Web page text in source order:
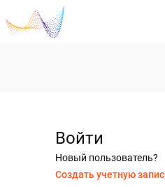
Войти
Новый пользователь?
Создать учетную